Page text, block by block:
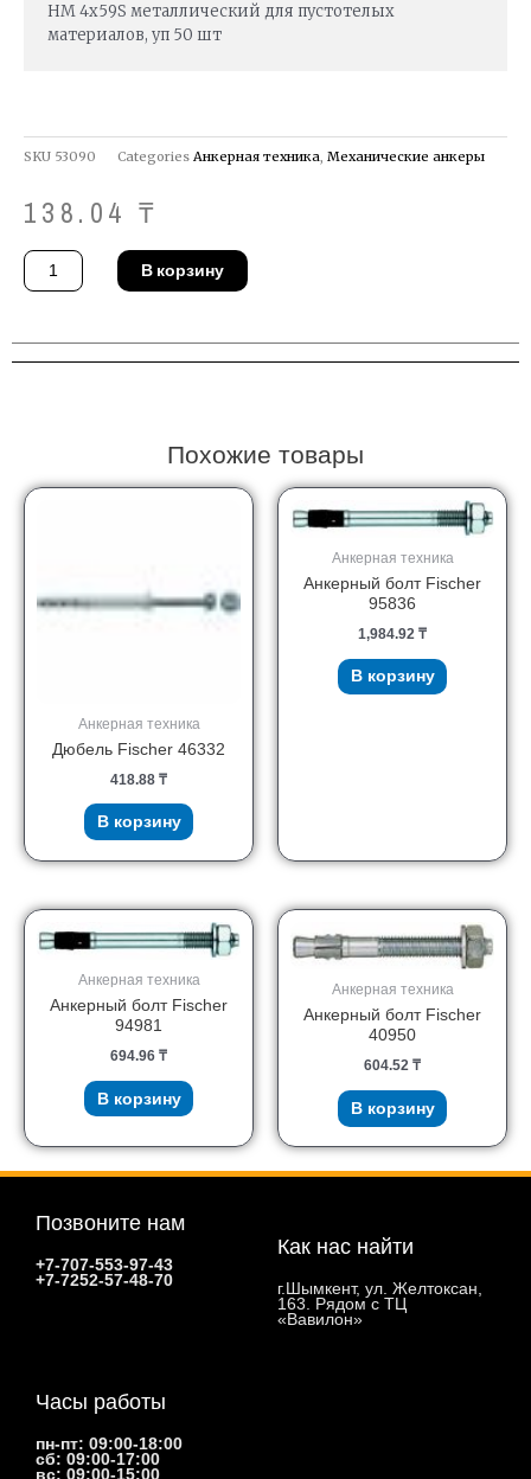
HM 4х59S металлический для пустотелых
материалов, уп 50 шт
SKU 53090 Categories Анкерная техника, Механические анкеры
138.04 ₸
Количество
товара
Дюбель
В корзину
Похожие товары
Анкерная техника
Дюбель Fischer 46332
418.88 ₸
В корзину
Анкерная техника
Анкерный болт Fischer
95836
1,984.92 ₸
В корзину
Анкерная техника
Анкерный болт Fischer
94981
694.96 ₸
В корзину
Анкерная техника
Анкерный болт Fischer
40950
604.52 ₸
В корзину
Позвоните нам
+7-707-553-97-43
+7-7252-57-48-70
Как нас найти
г.Шымкент, ул. Желтоксан,
163. Рядом с ТЦ
«Вавилон»
Часы работы
пн-пт: 09:00-18:00
сб: 09:00-17:00
вс: 09:00-15:00